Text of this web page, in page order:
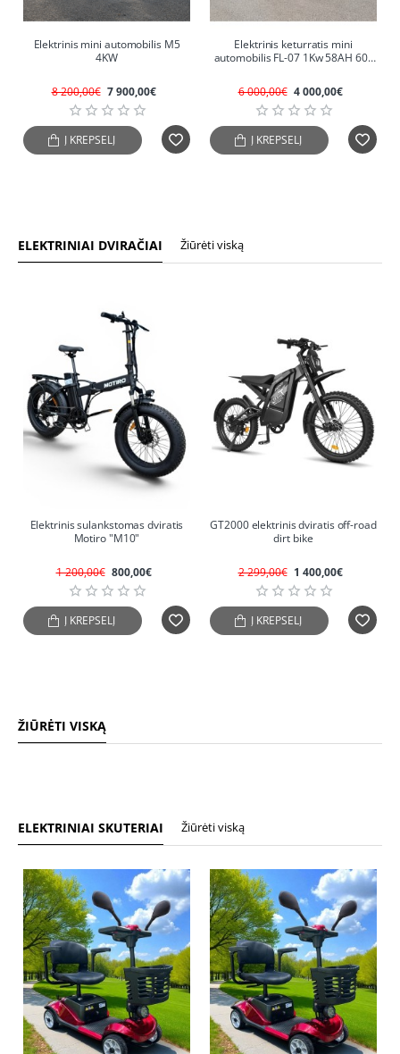
-4%
Elektrinis mini automobilis M5
4KW
7 900,00€
8 200,00€
Į KREPŠELĮ
-33%
Elektrinis keturratis mini
automobilis FL-07 1Kw 58AH 60v
4 000,00€
6 000,00€
Į KREPŠELĮ
ELEKTRINIAI DVIRAČIAI Žiūrėti viską
-33%
Elektrinis sulankstomas dviratis
Motiro "M10"
800,00€
1 200,00€
Į KREPŠELĮ
-39%
GT2000 elektrinis dviratis off-road
dirt bike
1 400,00€
2 299,00€
Į KREPŠELĮ
ŽIŪRĖTI VISKĄ
ELEKTRINIAI SKUTERIAI Žiūrėti viską